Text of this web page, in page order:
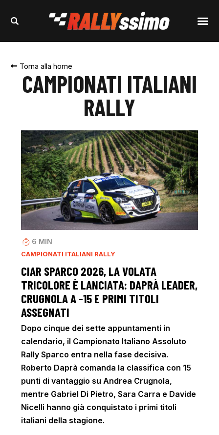
Torna alla home
CAMPIONATI ITALIANI
RALLY
6 MIN
CAMPIONATI ITALIANI RALLY
CIAR SPARCO 2026, LA VOLATA
TRICOLORE È LANCIATA: DAPRÀ LEADER,
CRUGNOLA A -15 E PRIMI TITOLI
ASSEGNATI
Dopo cinque dei sette appuntamenti in
calendario, il Campionato Italiano Assoluto
Rally Sparco entra nella fase decisiva.
Roberto Daprà comanda la classifica con 15
punti di vantaggio su Andrea Crugnola,
mentre Gabriel Di Pietro, Sara Carra e Davide
Nicelli hanno già conquistato i primi titoli
italiani della stagione.